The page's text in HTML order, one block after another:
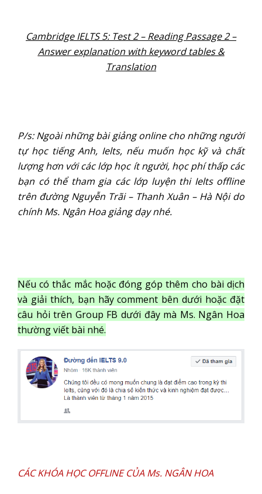
Cambridge IELTS 5: Test 2 – Reading Passage 2 –
Answer explanation with keyword tables &
Translation
P/s: Ngoài những bài giảng online cho những người
tự học tiếng Anh, Ielts, nếu muốn học kỹ và chất
lượng hơn với các lớp học ít người, học phí thấp các
bạn có thể tham gia các lớp luyện thi Ielts offline
trên đường Nguyễn Trãi – Thanh Xuân – Hà Nội do
chính Ms. Ngân Hoa giảng dạy nhé.
Nếu có thắc mắc hoặc đóng góp thêm cho bài dịch
và giải thích, bạn hãy comment bên dưới hoặc đặt
câu hỏi trên Group FB dưới đây mà Ms. Ngân Hoa
thường viết bài nhé.
CÁC KHÓA HỌC OFFLINE CỦA Ms. NGÂN HOA